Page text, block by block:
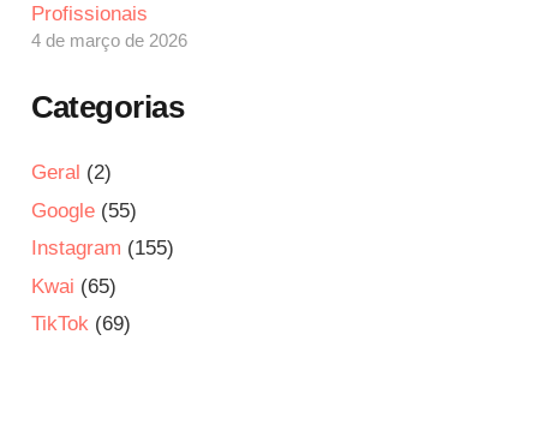
Profissionais
4 de março de 2026
Categorias
Geral (2)
Google(55)
Instagram (155)
Kwai (65)
TikTok(69)